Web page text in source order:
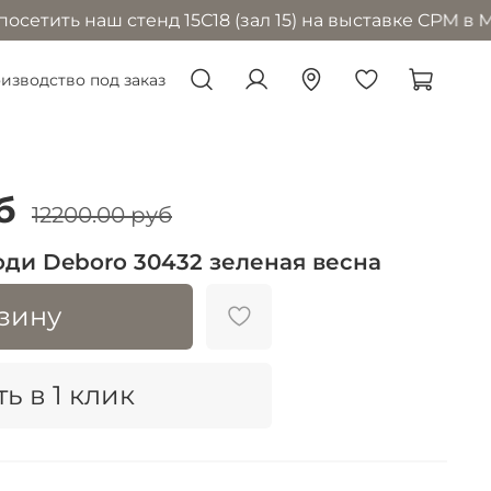
наш стенд 15С18 (зал 15) на выставке CPM в
под заказ
Deboro 30432 зеленая весна
12200.00 руб
в 1 клик